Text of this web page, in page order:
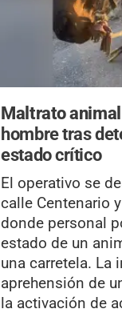
Maltrato
hombre tras
estado crítico
El operativo se
calle Centenario
donde personal
estado de un
una carretela. La
aprehensión de
la activación de